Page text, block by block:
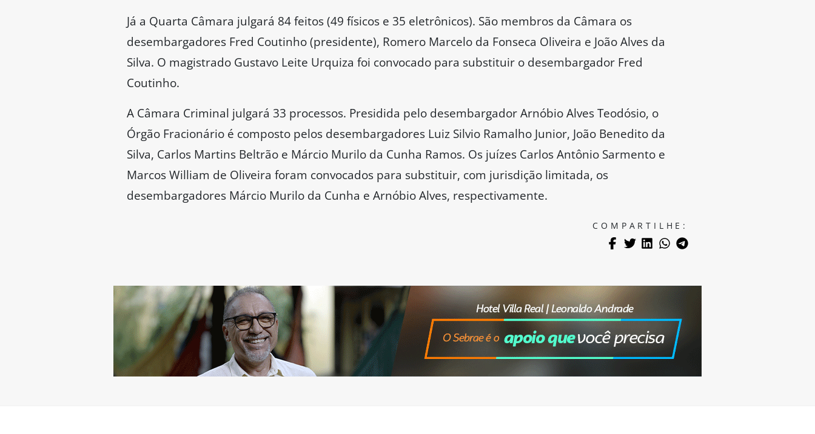
Já a Quarta Câmara julgará 84 feitos (49 físicos e 35 eletrônicos). São membros da Câmara os
desembargadores Fred Coutinho (presidente), Romero Marcelo da Fonseca Oliveira e João Alves da
Silva. O magistrado Gustavo Leite Urquiza foi convocado para substituir o desembargador Fred
Coutinho.
A Câmara Criminal julgará 33 processos. Presidida pelo desembargador Arnóbio Alves Teodósio, o
Órgão Fracionário é composto pelos desembargadores Luiz Silvio Ramalho Junior, João Benedito da
Silva, Carlos Martins Beltrão e Márcio Murilo da Cunha Ramos. Os juízes Carlos Antônio Sarmento e
Marcos William de Oliveira foram convocados para substituir, com jurisdição limitada, os
desembargadores Márcio Murilo da Cunha e Arnóbio Alves, respectivamente.
COMPARTILHE: